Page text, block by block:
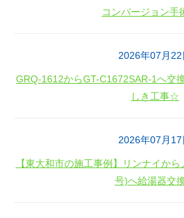
コンバージョン手
2026年07月22
GRQ-1612からGT-C1672SAR-1へ交
しき工事☆
2026年07月17
【東大和市の施工事例】リンナイか
号)へ給湯器交